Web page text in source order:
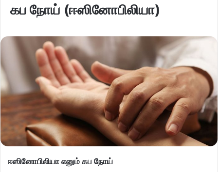
கப நோய் (ஈஸினோபிலியா)
ஈஸினோபிலியா எனும் கப நோய்